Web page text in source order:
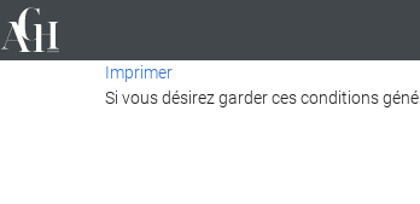
Imprimer
Si vous désirez garder ces conditions